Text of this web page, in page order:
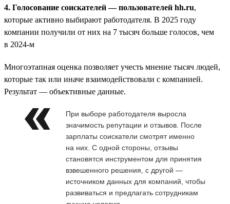
4. Голосование соискателей — пользователей hh.ru,
которые активно выбирают работодателя. В 2025 году
компании получили от них на 7 тысяч больше голосов, чем
в 2024-м
Многоэтапная оценка позволяет учесть мнение тысяч людей,
которые так или иначе взаимодействовали с компанией.
Результат — объективные данные.
При выборе работодателя выросла
значимость репутации и отзывов. После
зарплаты соискатели смотрят именно
на них. С одной стороны, отзывы
становятся инструментом для принятия
взвешенного решения, с другой —
источником данных для компаний, чтобы
развиваться и предлагать сотрудникам